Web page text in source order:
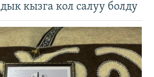
кызга кол салуу болду